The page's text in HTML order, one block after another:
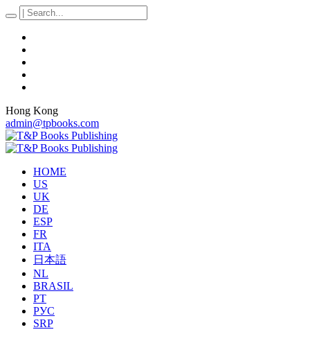
Hong Kong
admin@tpbooks.com
HOME
US
UK
DE
ESP
FR
ITA
日本語
NL
BRASIL
PT
РУС
SRP